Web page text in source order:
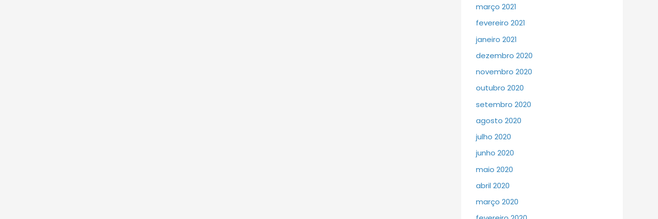
março 2021
fevereiro 2021
janeiro 2021
dezembro 2020
novembro 2020
outubro 2020
setembro 2020
agosto 2020
julho 2020
junho 2020
maio 2020
abril 2020
março 2020